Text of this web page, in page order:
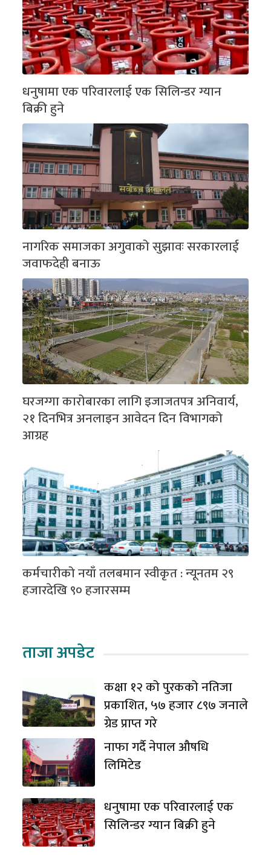
धनुषामा एक परिवारलाई एक सिलिन्डर ग्यान
बिक्री हुने
नागरिक समाजका अगुवाको सुझावः सरकारलाई
जवाफदेही बनाऊ
घरजग्गा कारोबारका लागि इजाजतपत्र अनिवार्य,
२१ दिनभित्र अनलाइन आवेदन दिन विभागको
आग्रह
कर्मचारीको नयाँ तलबमान स्वीकृत : न्यूनतम २९
हजारदेखि ९० हजारसम्म
ताजा अपडेट
कक्षा १२ को पुरकको नतिजा
प्रकाशित, ५७ हजार ८९७ जनाले
ग्रेड प्राप्त गरे
नाफा गर्दै नेपाल औषधि
लिमिटेड
धनुषामा एक परिवारलाई एक
सिलिन्डर ग्यान बिक्री हुने